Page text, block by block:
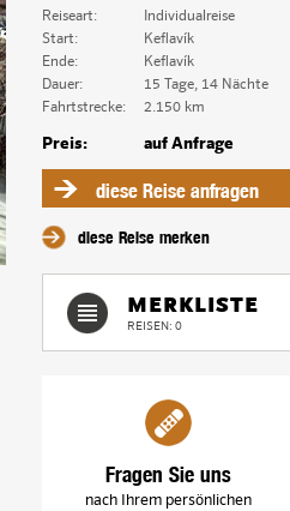
Reiseart:
Individualreise
Start:
Keflavík
Ende:
Keflavík
Dauer:
15 Tage, 14 Nächte
Fahrtstrecke:
2.150 km
Preis: auf Anfrage
diese Reise anfragen
diese Reise merken
MERKLISTE
REISEN: 0
Fragen Sie uns
nach Ihrem persönlichen